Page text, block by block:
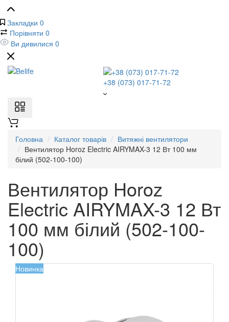
Закладки 0
Порівняти 0
Ви дивилися 0
+38 (073) 017-71-72
Головна Каталог товарів
Витяжні вентилятори
Вентилятор Horoz Electric AIRYMAX-3 12 Вт 100 мм
білий (502-100-100)
Вентилятор Horoz
Electric AIRYMAX-3 12 Вт
100 мм білий (502-100-
100)
Новинка